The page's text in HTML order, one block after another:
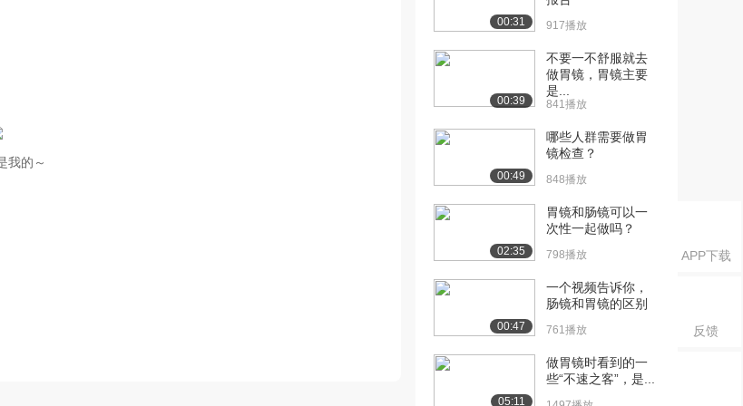
APP下载
反馈
我的～
00:31 917播放
00:39
不要一不舒服就去
做胃镜，胃镜主要
是...
841播放
00:49
哪些人群需要做胃
镜检查？
848播放
02:35
胃镜和肠镜可以一
次性一起做吗？
798播放
00:47
一个视频告诉你，
肠镜和胃镜的区别
761播放
05:11
做胃镜时看到的一
些“不速之客”，是...